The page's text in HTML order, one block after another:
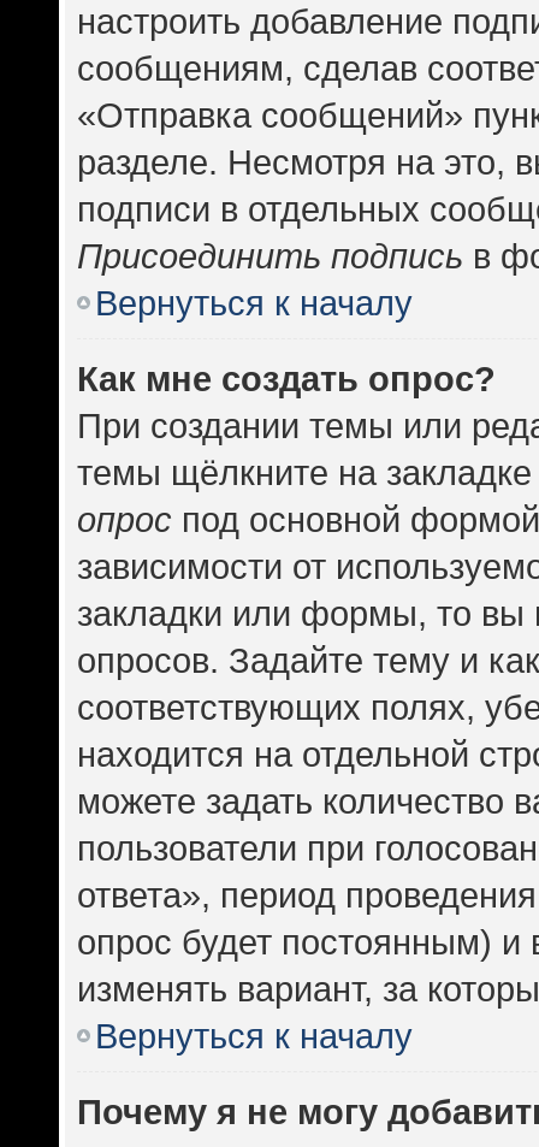
настроить добавление
сообщениям, сделав
«Отправка сообщений»
разделе. Несмотря на это,
подписи в отдельных
Присоединить подпись в
Вернуться к началу
Как мне создать опрос?
При создании темы или
темы щёлкните на
опрос под основной
зависимости от
закладки или формы, то вы
опросов. Задайте тему и
соответствующих полях,
находится на отдельной
можете задать количество
пользователи при
ответа», период
опрос будет постоянным) и
изменять вариант, за
Вернуться к началу
Почему я не могу